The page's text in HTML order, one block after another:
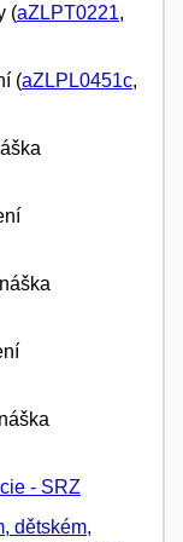
(aZLPT0221,
(aZLPL0451c,
- SRZ
dětském,